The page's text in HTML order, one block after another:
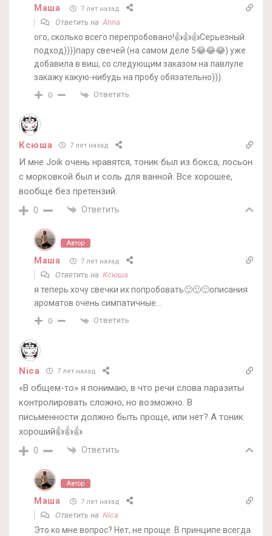
Маша 7 лет назад
Ответить наAnna
ого, сколько всего перепробовано!👍👍👍Серьезный
подход))))пару свечей (на самом деле 5😂😂😂) уже
добавила в виш, со следующим заказом на лавлуле
закажу какую-нибудь на пробу обязательно)))
0 Ответить
Ксюша 7 лет назад
И мне Joik очень нравятся, тоник был из бокса, лосьон
с морковкой был и соль для ванной. Все хорошее,
вообще без претензий.
0 Ответить
Автор
Маша 7 лет назад
Ответить на Ксюша
я теперь хочу свечки их попробовать🙂🙂🙂описания
ароматов очень симпатичные…
0 Ответить
Nica 7 лет назад
«В общем-то» я понимаю, в что речи слова паразиты
контролировать сложно, но возможно. В
письменности должно быть проще, или нет? А тоник
хороший👍👍👍
0 Ответить
Автор
Маша 7 лет назад
Ответить на Nica
Это ко мне вопрос? Нет, не проще. В принципе всегда